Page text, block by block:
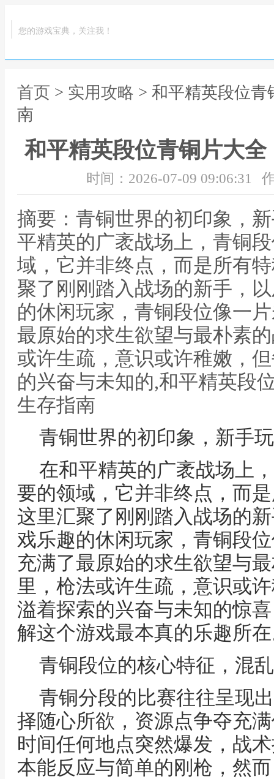
您的游戏宝典，关注我！
首页 > 实用攻略 > 和平精英段位
南
和平精英段位青铜片大
时间：2026-07-09 09:06:31
摘要：青铜世界的初印象，
平精英的广袤战场上，青铜
域，它并非终点，而是所有
聚了刚刚踏入战场的新手，
的休闲玩家，青铜段位像一
最原始的求生欲望与最朴素
或许生疏，意识或许稚嫩，
的兴奋与未知的,和平精英段
生存指南
青铜世界的初印象，新手
在和平精英的广袤战场上
要的领域，它并非终点，而
这里汇聚了刚刚踏入战场的
戏乐趣的休闲玩家，青铜段
充满了最原始的求生欲望与
里，枪法或许生疏，意识或
溢着探索的兴奋与未知的惊
解这个游戏最本真的乐趣所
青铜段位的核心特征，混
青铜分段的比赛往往呈现
择随心所欲，资源点争夺充
时间任何地点突然爆发，战
本能反应与简单的刚枪，然